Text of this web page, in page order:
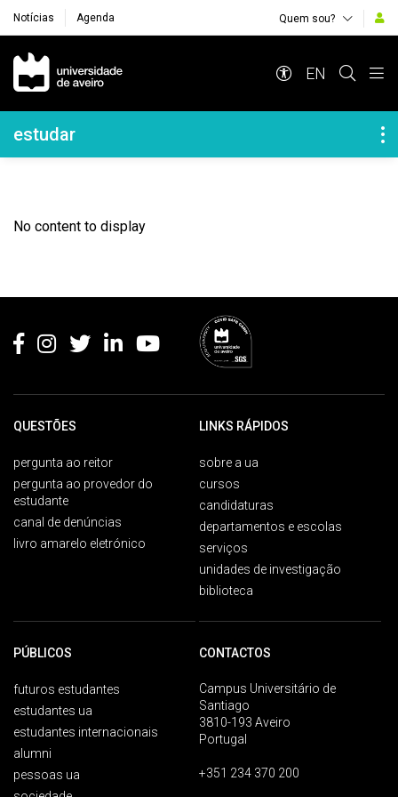
Notícias Agenda Quem sou?
Navegação Principal
EN
Navegação Lateral
estudar
No content to display
QUESTÕES
pergunta ao reitor
pergunta ao provedor do
estudante
canal de denúncias
livro amarelo eletrónico
LINKS RÁPIDOS
sobre a ua
cursos
candidaturas
departamentos e escolas
serviços
unidades de investigação
biblioteca
PÚBLICOS
futuros estudantes
estudantes ua
estudantes internacionais
alumni
pessoas ua
CONTACTOS
Campus Universitário de
Santiago
3810-193 Aveiro
Portugal
+351 234 370 200